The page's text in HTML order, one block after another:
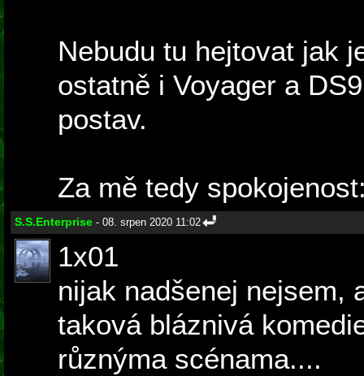
Nebudu tu hejtovat jak
ostatně i Voyager a
postav.
Za mě tedy
S.S.Enterprise - 08. srpen 2020 11:02
1x01
nijak nadšenej nejsem,
taková bláznivá
různýma scénama....